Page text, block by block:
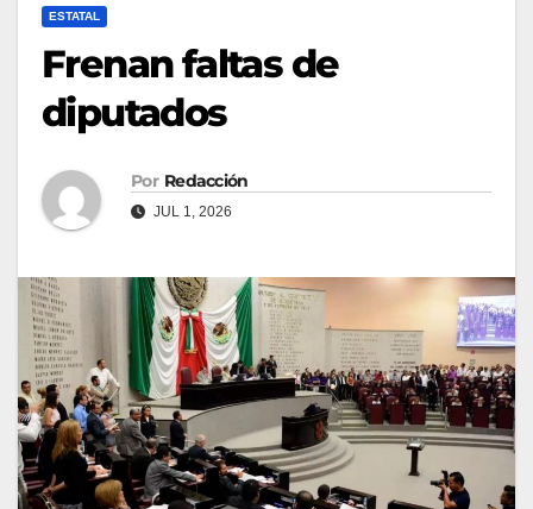
ESTATAL
Frenan faltas de
diputados
Por Redacción
JUL 1, 2026